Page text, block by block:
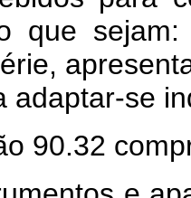
que
adaptar-se